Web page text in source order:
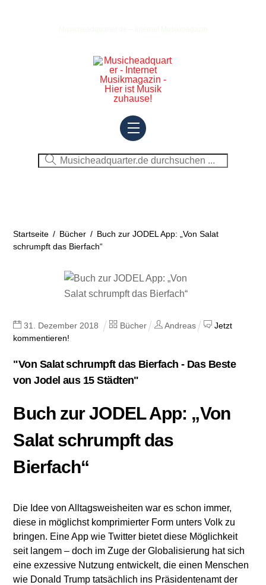
Menu
Startseite / Bücher / Buch zur JODEL App: „Von Salat
schrumpft das Bierfach“
31 Dezember 2018 Bücher Andreas
Jetzt
kommentieren!
"Von Salat schrumpft das Bierfach - Das Beste
von Jodel aus 15 Städten"
Buch zur JODEL App: „Von
Salat schrumpft das
Bierfach“
Die Idee von Alltagsweisheiten war es schon immer,
diese in möglichst komprimierter Form unters Volk zu
bringen. Eine App wie Twitter bietet diese Möglichkeit
seit langem – doch im Zuge der Globalisierung hat sich
eine exzessive Nutzung entwickelt, die einen Menschen
wie Donald Trump tatsächlich ins Präsidentenamt der